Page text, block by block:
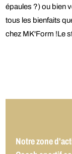
épaules ?) ou bien
tous les bienfaits
chez MK'Form !Le
Notre zone